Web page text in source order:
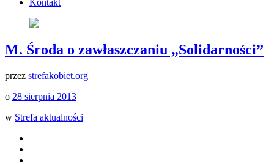
M. Środa o zawłaszczaniu „Solidarności”
przez strefakobiet.org
o 28 sierpnia 2013
w Strefa aktualności